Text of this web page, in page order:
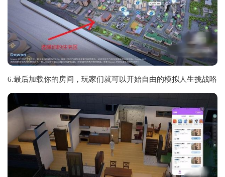
6.最后加载你的房间，玩家们就可以开始自由的模拟人生挑战咯